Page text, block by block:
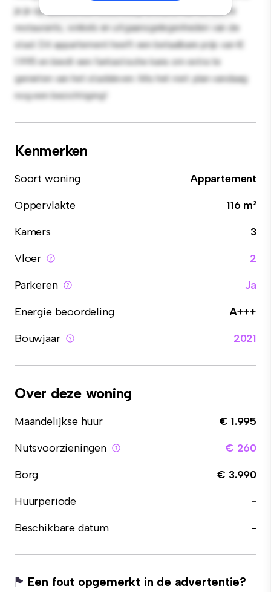
je je op slechts een steenworp afstand van de beste
restaurants, winkels en uitgaansgelegenheden van de
stad. Dit appartement heeft een betaalbare prijs van €
1.995 en biedt een fantastische kans om extra te
genieten van het stadsleven. Mis het niet: plan vandaag
nog een bezichtiging!
Kenmerken
Soort woning
Appartement
Oppervlakte
116 m²
Kamers
3
Vloer
2
Parkeren
Ja
Energie beoordeling
A+++
Bouwjaar
2021
Over deze woning
Maandelijkse huur
€ 1.995
Nutsvoorzieningen
€ 260
Borg
€ 3.990
Huurperiode
-
Beschikbare datum
-
Een fout opgemerkt in de advertentie?